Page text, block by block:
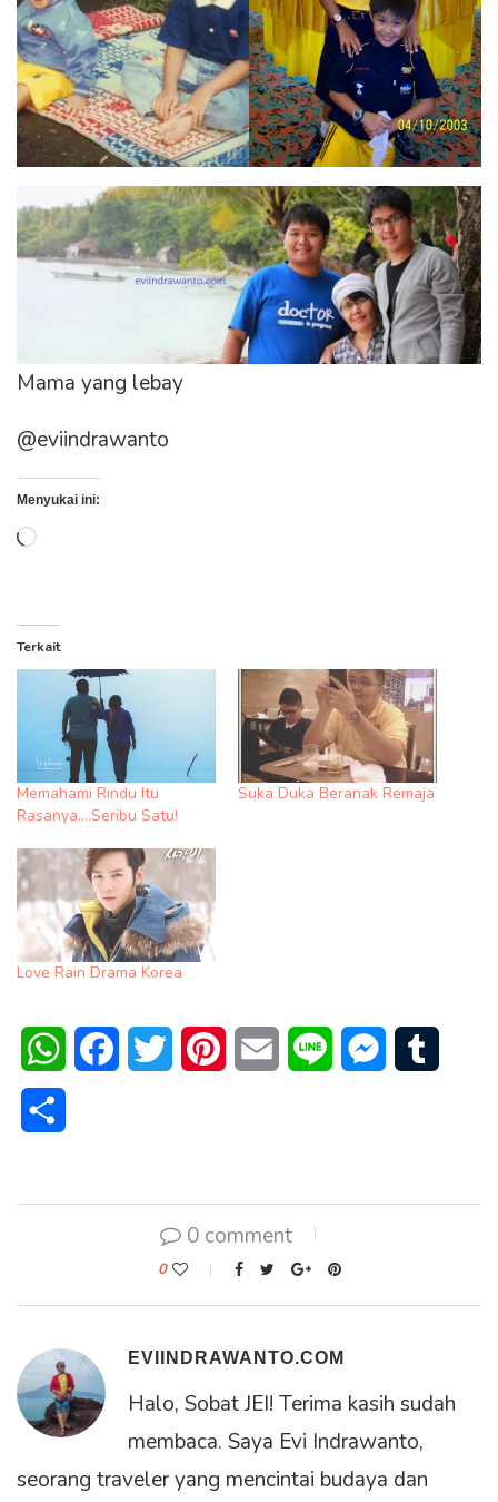
Mama yang lebay
@eviindrawanto
Menyukai ini:
Memuat...
Terkait
Memahami Rindu Itu
Rasanya….Seribu Satu!
Suka Duka Beranak Remaja
Love Rain Drama Korea
WhatsAppFacebookTwitter PinterestEmail Line Messenger
0 comment
0
EVIINDRAWANTO.COM
Halo, Sobat JEI! Terima kasih sudah
membaca. Saya Evi Indrawanto,
seorang traveler yang mencintai budaya dan